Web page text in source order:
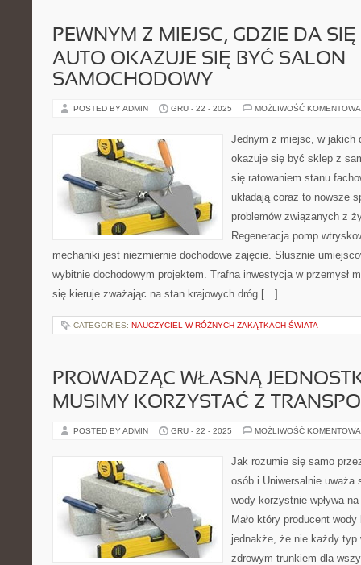
PEWNYM Z MIEJSC, GDZIE DA
AUTO OKAZUJE SIĘ BYĆ SALON
SAMOCHODOWY
POSTED BY ADMIN GRU - 22 - 2025 MOŻLIWOŚĆ
Jednym z miejsc, w jakich
okazuje się być sklep z
się ratowaniem stanu
układają coraz to nowsze
problemów związanych z
Regeneracja pomp
mechaniki jest niezmiernie dochodowe zajęcie. Słusznie
wybitnie dochodowym projektem. Trafna inwestycja w przemysł
się kieruje zważając na stan krajowych dróg […]
CATEGORIES: NAUCZYCIEL W RÓŻNYCH ZAKĄTKACH ŚWIATA
PROWADZĄC WŁASNĄ
MUSIMY KORZYSTAĆ Z
POSTED BY ADMIN GRU - 22 - 2025 MOŻLIWOŚĆ
Jak rozumie się samo
osób i Uniwersalnie
wody korzystnie wpływa
Mało który producent
jednakże, że nie każdy
zdrowym trunkiem dla